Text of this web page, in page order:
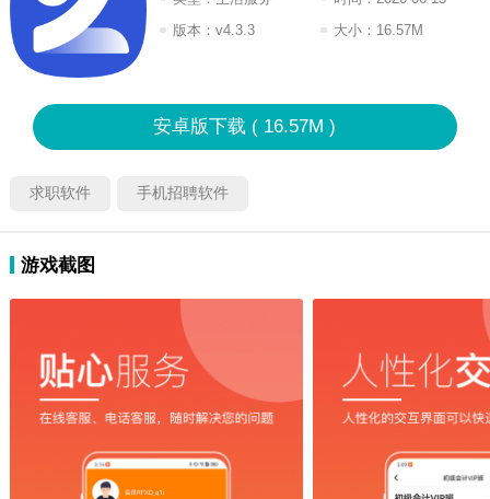
07:2026
版本：v4.3.3 大小： 16.57M
安卓版下载 ( 16.57M )
求职软件 手机招聘软件
游戏截图